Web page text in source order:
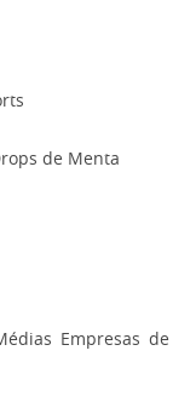
de Menta
Empresas de